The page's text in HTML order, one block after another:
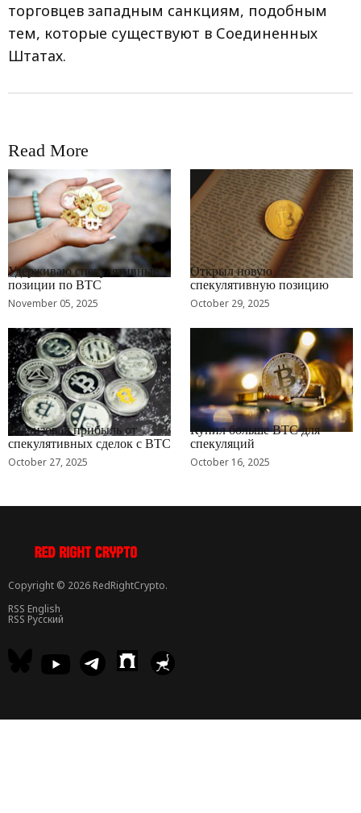
торговцев западным санкциям, подобным
тем, которые существуют в Соединенных
Штатах.
Read More
RRCNEWS_RU
Удерживаю спекулятивные
позиции по BTC
November 05, 2025
RRCNEWS_RU
Открыл новую
спекулятивную позицию
October 29, 2025
RRCNEWS_RU
Реализовал прибыль от
спекулятивных сделок с BTC
October 27, 2025
RRCNEWS_RU
Купил больше BTC для
спекуляций
October 16, 2025
Copyright © 2026 RedRightCrypto.
RSS English
RSS Русский